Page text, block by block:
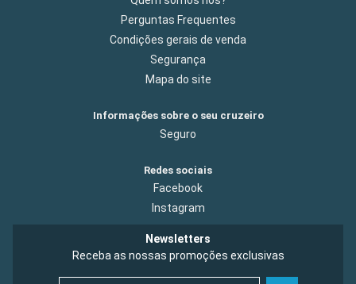
Perguntas Frequentes
Condições gerais de venda
Segurança
Mapa do site
Informações sobre o seu cruzeiro
Seguro
Redes sociais
Facebook
Instagram
Newsletters
Receba as nossas promoções exclusivas